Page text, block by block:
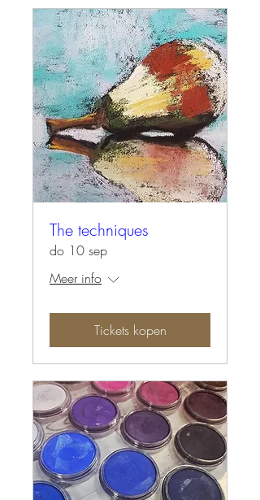
The techniques
do 10 sep
Meer info
Tickets kopen